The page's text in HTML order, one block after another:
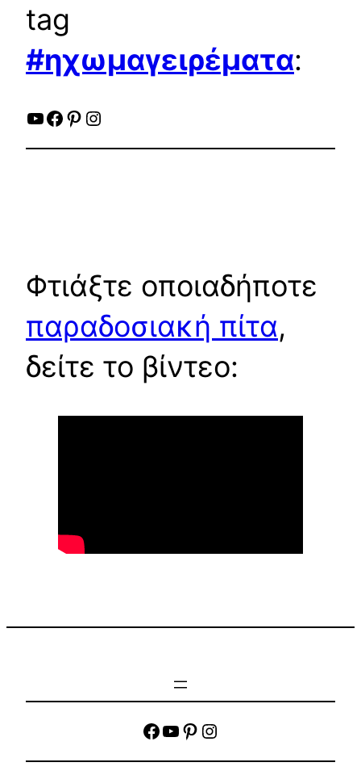
tag
#ηχωμαγειρέματα:
YouTube
Facebook
Pinterest
Instagram
Φτιάξτε οποιαδήποτε
παραδοσιακή πίτα,
δείτε το βίντεο:
facebook
YouTube
Pinterest
Instagram